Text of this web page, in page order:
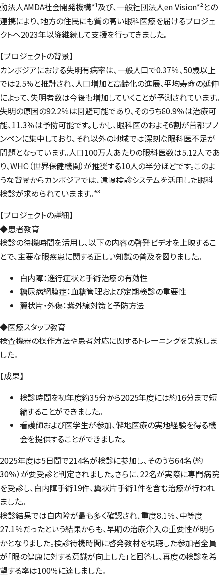
動法人AMDA社会開発機構*¹及び、一般社団法人en Vision*²との
連携により、地方の住民にも質の高い眼科医療を届けるプロジェ
クトへ2023年以降継続して支援を行ってきました。
【プロジェクトの背景】
カンボジアにおける失明有病率は、一般人口で0.37％、50歳以上
では2.5％と推計され、人口増加と高齢化の進展、平均寿命の延伸
によって、失明者数は今後も増加していくことが予測されています。
失明の原因の92.2％は回避可能であり、そのうち80.9％は治療可
能、11.3％は予防可能です。しかし、眼科医のおよそ6割が首都プノ
ンペンに集中しており、それ以外の地域では深刻な眼科医不足が
問題となっています。人口100万人あたりの眼科医数は5.12人であ
り、WHO（世界保健機関）が推奨する10人の半分ほどです。このよ
うな背景からカンボジアでは、遠隔検診システムを活用した眼科
検診が求められていまます。*³
【プロジェクトの詳細】
◆患者教育
検診の待機時間を活用し、以下の内容の啓発ビデオを上映するこ
とで、主要な眼疾患に関する正しい知識の普及を図りました。
白内障：進行症状と手術治療の有効性
糖尿病網膜症：血糖管理および定期検診の重要性
翼状片・外傷：紫外線対策と予防方法
◆医療スタッフ教育
検査機器の操作方法や患者対応に関するトレーニングを実施しま
した。
【成果】
検診時間を初年度約35分から2025年度には約16分まで短
縮することができました。
看護師および医学生が参加、僻地医療の実地経験を得る機
会を提供することができました。
2025年度は5日間で214名が検診に参加し、そのうち64名（約
30％）が要受診と判定されました。さらに、22名が実際に専門病院
を受診し、白内障手術19件、翼状片手術1件を含む治療が行われ
ました。
検診結果では白内障が最も多く確認され、重度8.1％、中等度
27.1％だったという結果からも、早期の治療介入の重要性が明ら
かとなりました。検診待機時間に啓発教材を視聴した参加者全員
が「眼の健康に対する意識が向上した」と回答し、再度の検診を希
望する率は100％に達しました。